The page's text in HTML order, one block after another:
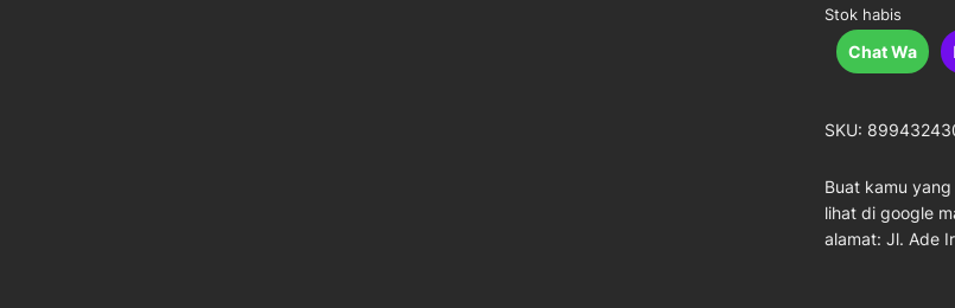
Stok habis
Chat Wa
SKU:
Buat kamu
lihat di google
alamat: Jl. Ade